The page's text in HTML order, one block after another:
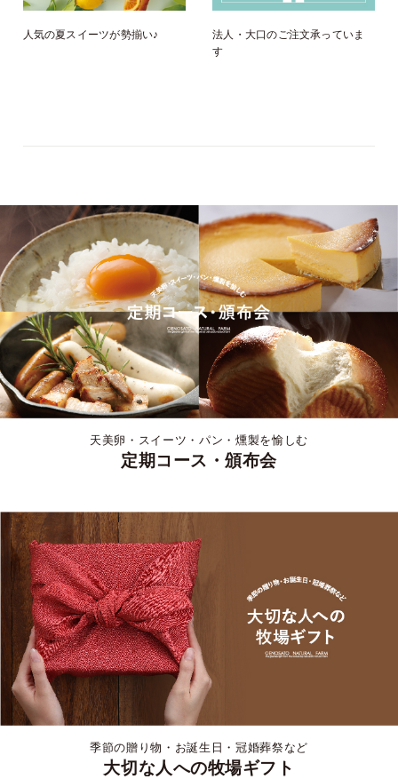
人気の夏スイーツが勢揃い♪
法人・大口のご注文承っていま
す
天美卵・スイーツ・パン・燻製を愉しむ
定期コース・頒布会
季節の贈り物・お誕生日・冠婚葬祭など
大切な人への牧場ギフト